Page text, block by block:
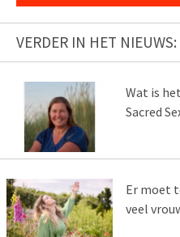
VERDER IN HET NIEUWS:
Wat is
Sacred
Er moet
veel